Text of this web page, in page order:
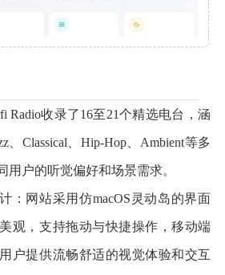
Radio收录了16至21个精选电台，涵
、Classical、Hip-Hop、Ambient等多
用户的听觉偏好和场景需求。
：网站采用仿macOS灵动岛的界面
观，支持拖动与快捷操作，移动端
户提供流畅舒适的视觉体验和交互